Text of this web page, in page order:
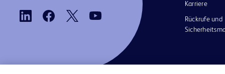
Karriere
Rückrufe und